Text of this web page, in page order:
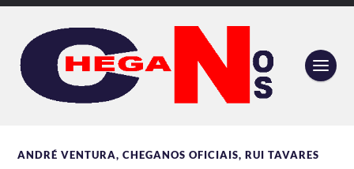
ANDRÉ VENTURA,CHEGANOS OFICIAIS,RUI TAVARES